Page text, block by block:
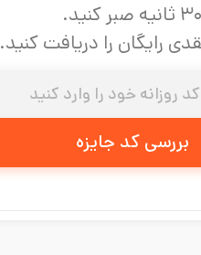
۳۰ ثانیه صبر کنید.
رایگان را دریافت کنید.
بررسی کد جایزه